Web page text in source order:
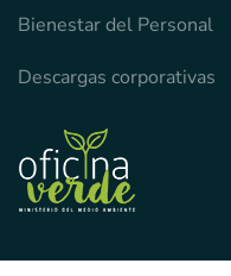
Bienestar del Personal
Descargas corporativas